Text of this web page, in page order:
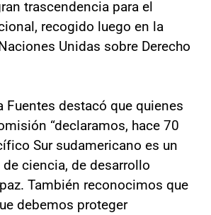
trascendencia para el
recogido luego en la
Unidas sobre Derecho
Fuentes destacó que quienes
“declaramos, hace 70
Sur sudamericano es un
ciencia, de desarrollo
También reconocimos que
debemos proteger